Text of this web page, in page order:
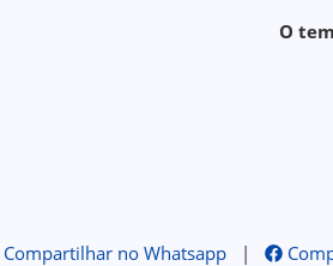
O
Compartilhar no Whatsapp |